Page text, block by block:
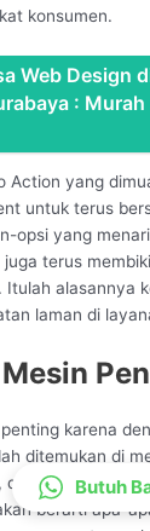
konsumen.
Web Design
: Murah
Action yang
untuk terus
opsi yang
terus
Itulah alasannya
laman di
karena
ditemukan di
dan lainnya.
berarti apa-
CS Lenteraweb
Butuh